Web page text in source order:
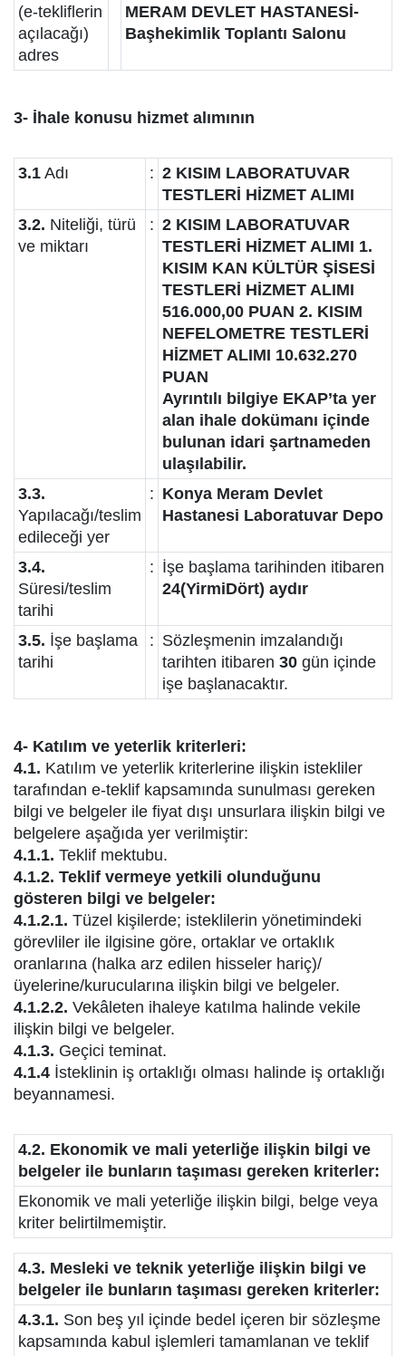
(e-tekliflerin
açılacağı)
adres
MERAM DEVLET HASTANESİ-
Başhekimlik Toplantı Salonu
3- İhale konusu hizmet alımının
3.1 Adı : 2 KISIM LABORATUVAR
TESTLERİ HİZMET ALIMI
3.2. Niteliği, türü
ve miktarı
: 2 KISIM LABORATUVAR
TESTLERİ HİZMET ALIMI 1.
KISIM KAN KÜLTÜR ŞİSESİ
TESTLERİ HİZMET ALIMI
516.000,00 PUAN 2. KISIM
NEFELOMETRE TESTLERİ
HİZMET ALIMI 10.632.270
PUAN
Ayrıntılı bilgiye EKAP’ta yer
alan ihale dokümanı içinde
bulunan idari şartnameden
ulaşılabilir.
3.3.
Yapılacağı/teslim
edileceği yer
: Konya Meram Devlet
Hastanesi Laboratuvar Depo
3.4.
Süresi/teslim
tarihi
: İşe başlama tarihinden itibaren
24(YirmiDört) aydır
3.5. İşe başlama
tarihi
: Sözleşmenin imzalandığı
tarihten itibaren 30 gün içinde
işe başlanacaktır.
4- Katılım ve yeterlik kriterleri:
4.1. Katılım ve yeterlik kriterlerine ilişkin istekliler
tarafından e-teklif kapsamında sunulması gereken
bilgi ve belgeler ile fiyat dışı unsurlara ilişkin bilgi ve
belgelere aşağıda yer verilmiştir:
4.1.1. Teklif mektubu.
4.1.2. Teklif vermeye yetkili olunduğunu
gösteren bilgi ve belgeler:
4.1.2.1. Tüzel kişilerde; isteklilerin yönetimindeki
görevliler ile ilgisine göre, ortaklar ve ortaklık
oranlarına (halka arz edilen hisseler hariç)/
üyelerine/kurucularına ilişkin bilgi ve belgeler.
4.1.2.2. Vekâleten ihaleye katılma halinde vekile
ilişkin bilgi ve belgeler.
4.1.3. Geçici teminat.
4.1.4 İsteklinin iş ortaklığı olması halinde iş ortaklığı
beyannamesi.
4.2. Ekonomik ve mali yeterliğe ilişkin bilgi ve
belgeler ile bunların taşıması gereken kriterler:
Ekonomik ve mali yeterliğe ilişkin bilgi, belge veya
kriter belirtilmemiştir.
4.3. Mesleki ve teknik yeterliğe ilişkin bilgi ve
belgeler ile bunların taşıması gereken kriterler:
4.3.1. Son beş yıl içinde bedel içeren bir sözleşme
kapsamında kabul işlemleri tamamlanan ve teklif